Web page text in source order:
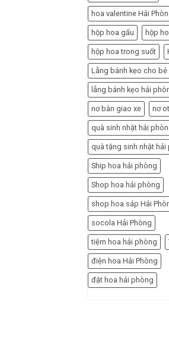
hoa valentine Hải
hộp hoa gấu hộp
hộp hoa trong suốt
Lẵng bánh kẹo cho bé
lẵng bánh kẹo hải
nơ bàn giao xe nơ
quà sinh nhật hải
quà tặng sinh nhật hải
Ship hoa hải phòng
Shop hoa hải phòng
shop hoa sáp Hải
socola Hải Phòng
tiệm hoa hải phòng
điện hoa Hải Phòng
đặt hoa hải phòng